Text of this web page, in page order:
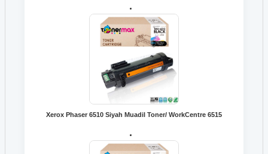
Xerox Phaser 6510 Siyah Muadil Toner/ WorkCentre 6515